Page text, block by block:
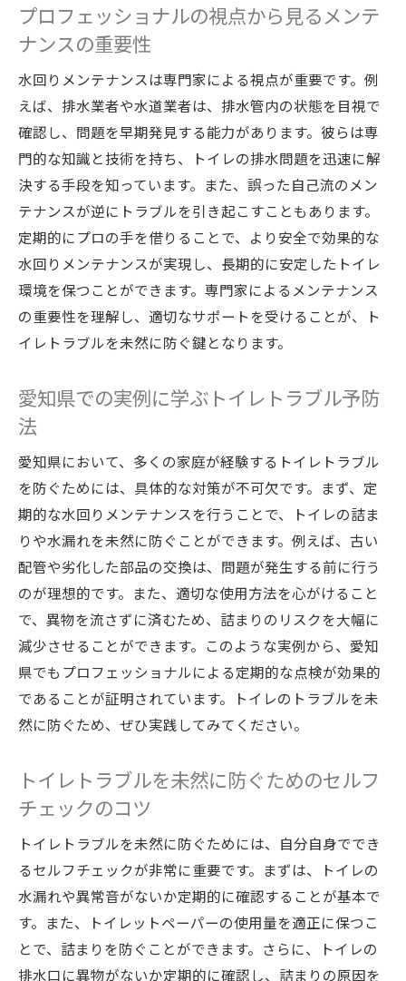
DIYでできる簡単なトイレ修理法
長期的なコスト削減を実現する節水策
見逃しがちな水漏れの早期発見法
愛知県でのトイレ修理費用を比較して選ぶ
コツ
水回りメンテナンスがもたらす安心な日常生活
とは
水回りメンテナンスで得られる安心感の理
由
トイレトラブルが無い快適な生活の実現
プロのサポートを受けることで得られる安
心
水回りメンテナンスで生活の質を向上させ
安心な日常を支える日々の水回りメンテナ
ンス
プロフェッショナルによる水回り点検がなぜ必
要か
プロの点検で水回りトラブルを未然に防ぐ
愛知県のプロが提供する水回り点検サービ
スの特徴
トイレ環境を長持ちさせるためのプロの役
割
専門家による点検が家庭に与える安心感
愛知県でのプロの点検を受ける際の注意点
トイレ排水問題を未然に防ぐためのメンテナン
ス術
プロの目線で見る効果的なメンテナンス方
法
愛知県の家庭での実践的なメンテナンス事
例
プロフェッショナルの視点から見るメンテ
ナンスの重要性
水回りメンテナンスは専門家による視点が重要です。例
えば、排水業者や水道業者は、排水管内の状態を目視で
確認し、問題を早期発見する能力があります。彼らは専
門的な知識と技術を持ち、トイレの排水問題を迅速に解
決する手段を知っています。また、誤った自己流のメン
テナンスが逆にトラブルを引き起こすこともあります。
定期的にプロの手を借りることで、より安全で効果的な
水回りメンテナンスが実現し、長期的に安定したトイレ
環境を保つことができます。専門家によるメンテナンス
の重要性を理解し、適切なサポートを受けることが、ト
イレトラブルを未然に防ぐ鍵となります。
愛知県での実例に学ぶトイレトラブル予防
法
愛知県において、多くの家庭が経験するトイレトラブル
を防ぐためには、具体的な対策が不可欠です。まず、定
期的な水回りメンテナンスを行うことで、トイレの詰ま
りや水漏れを未然に防ぐことができます。例えば、古い
配管や劣化した部品の交換は、問題が発生する前に行う
のが理想的です。また、適切な使用方法を心がけること
で、異物を流さずに済むため、詰まりのリスクを大幅に
減少させることができます。このような実例から、愛知
県でもプロフェッショナルによる定期的な点検が効果的
であることが証明されています。トイレのトラブルを未
然に防ぐため、ぜひ実践してみてください。
トイレトラブルを未然に防ぐためのセルフ
チェックのコツ
トイレトラブルを未然に防ぐためには、自分自身ででき
るセルフチェックが非常に重要です。まずは、トイレの
水漏れや異常音がないか定期的に確認することが基本で
す。また、トイレットペーパーの使用量を適正に保つこ
とで、詰まりを防ぐことができます。さらに、トイレの
排水口に異物がないか定期的に確認し、詰まりの原因を